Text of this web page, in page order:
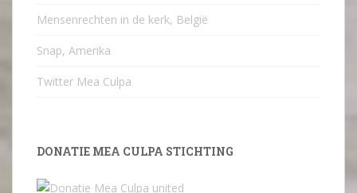
Mensenrechten in de kerk, België
Snap, Amerika
Twitter Mea Culpa
DONATIE MEA CULPA STICHTING